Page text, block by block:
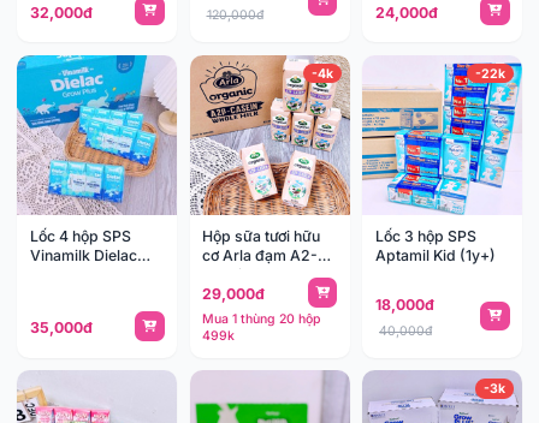
32,000đ
120,000đ
12 lốc 48 hộp)
24,000đ
Lốc 4 hộp SPS
Vinamilk Dielac
35,000đ
-4k
Hộp sữa tươi hữu
cơ Arla đạm A2-
Casein 200ml
(1y+) (thùng 20
hộp)
29,000đ
Mua 1 thùng 20 hộp
499k
-22k
Lốc 3 hộp SPS
Aptamil Kid (1y+)
18,000đ
40,000đ
-3k